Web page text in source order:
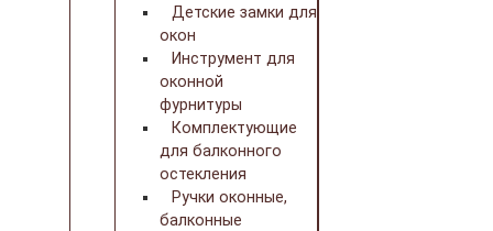
Детские замки для
окон
Инструмент для
оконной
фурнитуры
Комплектующие
для балконного
остекления
Ручки оконные,
балконные